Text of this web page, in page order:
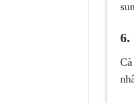
6.